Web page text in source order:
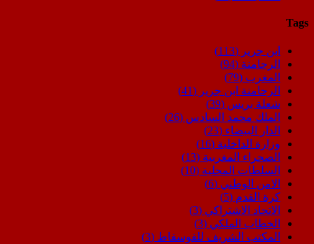
Tags
ابن جرير (113)
الرحامنة (94)
المغرب (79)
الرحامنة ابن جرير (41)
شعلة بريس (39)
الملك محمد السادس (26)
الدار البيضاء (23)
وزارة الداخلية (16)
الصحراء المغربية (13)
السلطات المحلية (10)
الامن الوطني (6)
كرة القدم (5)
الاتحاد الاشتراكي (3)
الخطاب الملكي (3)
المكتب الشريف للفوسفاط (3)